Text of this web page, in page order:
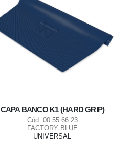
CAPA BANCO K1 (HARD GRIP)
Cód. 00.55.66.23
FACTORY BLUE
UNIVERSAL